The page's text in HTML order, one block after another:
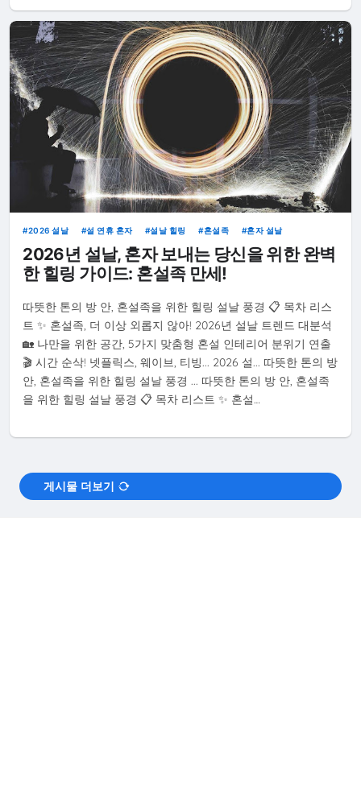
2026 설날 설 연휴 혼자 설날 힐링 혼설족 혼자 설날
2026년 설날, 혼자 보내는 당신을 위한 완벽
한 힐링 가이드: 혼설족 만세!
따뜻한 톤의 방 안, 혼설족을 위한 힐링 설날 풍경 📋 목차 리스
트 ✨ 혼설족, 더 이상 외롭지 않아! 2026년 설날 트렌드 대분석
🏡 나만을 위한 공간, 5가지 맞춤형 혼설 인테리어 분위기 연출
🎬 시간 순삭! 넷플릭스, 웨이브, 티빙... 2026 설... 따뜻한 톤의 방
안, 혼설족을 위한 힐링 설날 풍경 ... 따뜻한 톤의 방 안, 혼설족
을 위한 힐링 설날 풍경 📋 목차 리스트 ✨ 혼설…
게시물 더보기